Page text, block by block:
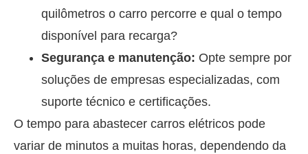
quilômetros o carro percorre e qual o tempo
disponível para recarga?
Segurança e manutenção: Opte sempre por
soluções de empresas especializadas, com
suporte técnico e certificações.
O tempo para abastecer carros elétricos pode
variar de minutos a muitas horas, dependendo da